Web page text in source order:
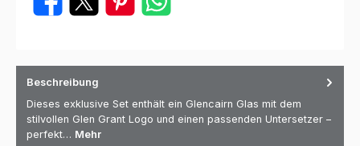
Beschreibung
Dieses exklusive Set enthält ein Glencairn Glas mit dem
stilvollen Glen Grant Logo und einen passenden Untersetzer –
perfekt… Mehr